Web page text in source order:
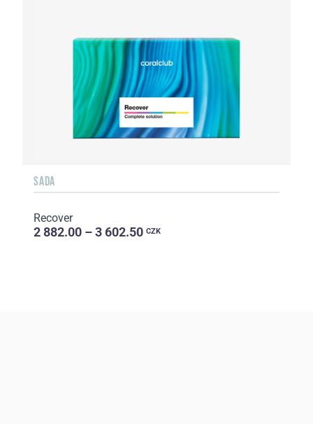
SADA
Recover
2 882.00 – 3 602.50 CZK